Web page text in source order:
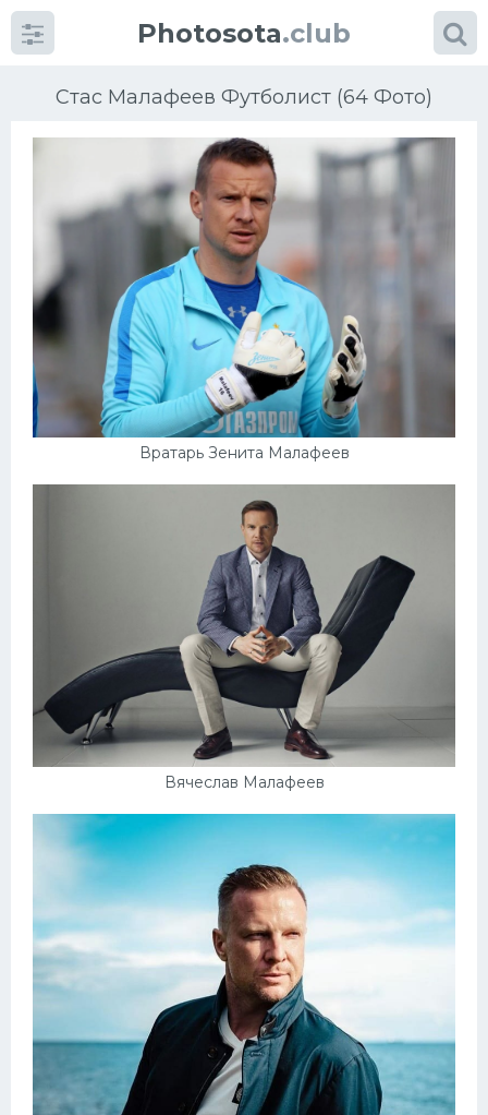
Photosota.club
Стас Малафеев Футболист (64 Фото)
Вратарь Зенита Малафеев
Вячеслав Малафеев
Категории Фото
Еще картинки...
Футбол
Баскетбол
Велогонки